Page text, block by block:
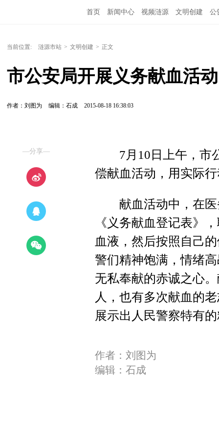
首页 新闻中心 视频涟源 文明创建 公
当前位置: 涟源市站 > 文明创建 > 正文
市公安局开展义务献血活动
作者：刘图为 编辑：石成 2015-08-18 16:38:03
—分享—
7月10日上午，市公
偿献血活动，用实际
献血活动中，在医
《义务献血登记表》
血液，然后按照自己
警们精神饱满，情绪
无私奉献的赤诚之心
人，也有多次献血的
展示出人民警察特有
作者：刘图为
编辑：石成